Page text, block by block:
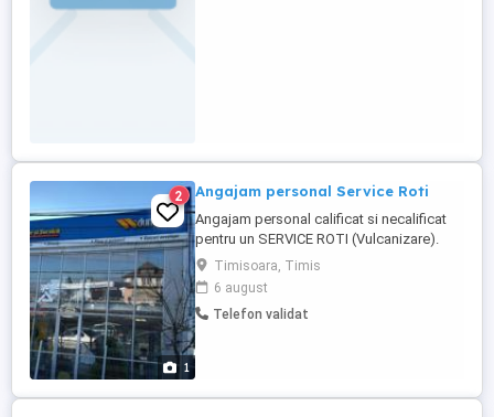
1
2 Angajam personal Service Roti
Angajam personal calificat si necalificat
pentru un SERVICE ROTI (Vulcanizare).
Program de lucru Luni-Vineri de la 9.00-
18.00. Locatia este situata pe Calea
Buziasului 130 .
Timisoara, Timis
6 august
Telefon validat